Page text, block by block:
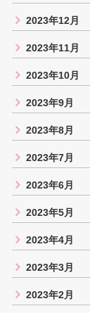
2023年12月
2023年11月
2023年10月
2023年9月
2023年8月
2023年7月
2023年6月
2023年5月
2023年4月
2023年3月
2023年2月